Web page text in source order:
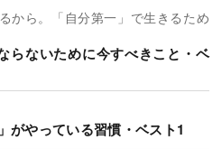
から。「自分第一」で生きるため
らないために今すべきこと・ベ
がやっている習慣・ベスト1